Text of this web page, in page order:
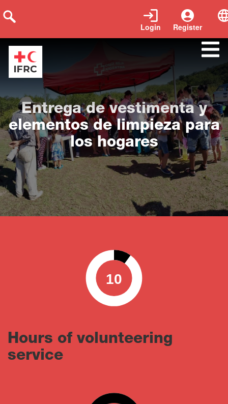
Register
Login
Entrega de vestimenta y
elementos de limpieza para
los hogares
10
0 100
Hours of volunteering
service